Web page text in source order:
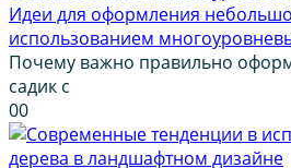
Идеи для оформления
использованием
Почему важно правильно
садик с
00